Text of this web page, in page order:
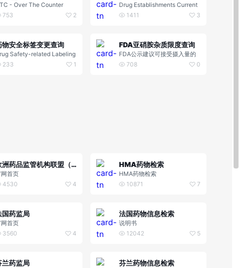
- Over The Counter
753
2
Drug Establishments Current
Registration Site
1411 3
物安全标签变更查询
Safety-related Labeling
(SrLC)
233 1
FDA亚硝胺杂质限度查询
FDA公示建议可接受摄入量的
亚硝胺杂质信息
708 0
欧洲药品监管机构联盟（HMA）
首页
4530
4
HMA药物检索
HMA药物检索
10871
7
国药监局
首页
3560
4
法国药物信息检索
说明书
12042
5
兰药监局 芬兰药物信息检索